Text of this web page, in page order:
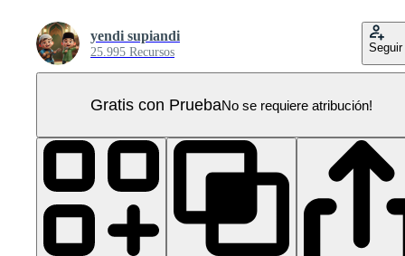
yendi supiandi
25.995 Recursos Seguir
Gratis con PruebaNo se requiere atribución!